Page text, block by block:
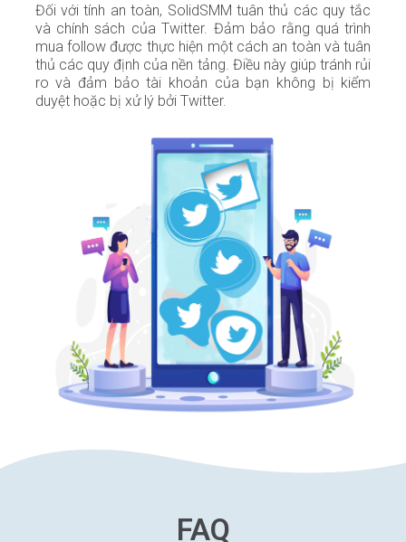
Đối với tính an toàn, SolidSMM tuân thủ các quy tắc
và chính sách của Twitter. Đảm bảo rằng quá trình
mua follow được thực hiện một cách an toàn và tuân
thủ các quy định của nền tảng. Điều này giúp tránh rủi
ro và đảm bảo tài khoản của bạn không bị kiểm
duyệt hoặc bị xử lý bởi Twitter.
FAQ